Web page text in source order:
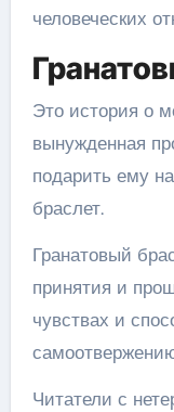
человеческих
Это история о
вынужденная
подарить ему
браслет.
Гранатовый
принятия и
чувствах и
Читатели с